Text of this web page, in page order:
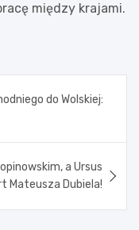
między krajami.
do Wolskiej:
a Ursus
Mateusza Dubiela!